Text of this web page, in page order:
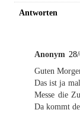
Antworten
Anonym
Guten
Das ist ja
Messe die
Da kommt